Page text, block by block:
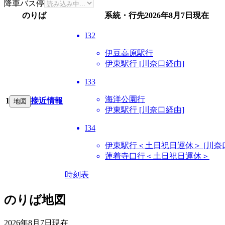
降車バス停
のりば
系統・行先2026年8月7日 現在
1 地図 接近情報
I32
伊豆高原駅行
伊東駅行 [川奈口経由]
I33
海洋公園行
伊東駅行 [川奈口経由]
I34
伊東駅行＜土日祝日運休＞ [川奈
蓮着寺口行＜土日祝日運休＞
時刻表
のりば地図
2026年8月7日 現在